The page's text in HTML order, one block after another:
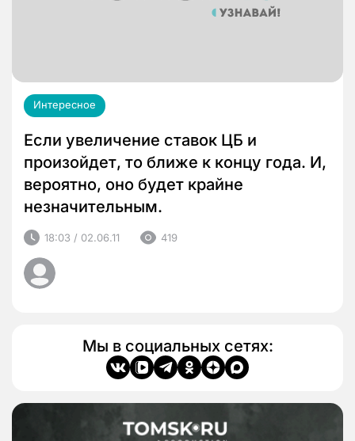
Интересное
Если увеличение ставок ЦБ и
произойдет, то ближе к концу года. И,
вероятно, оно будет крайне
незначительным.
18:03 / 02.06.11 419
Мы в социальных сетях: